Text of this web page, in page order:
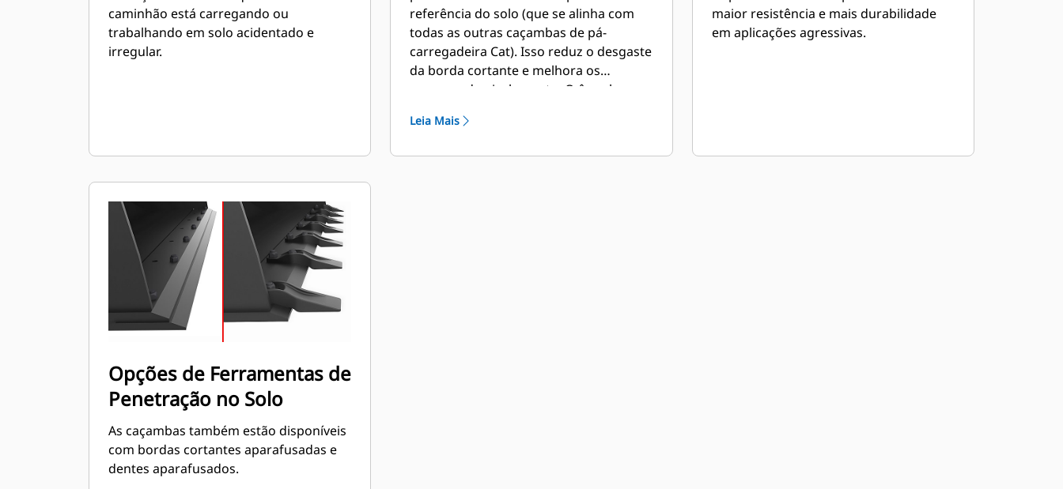
caminhão está carregando ou
trabalhando em solo acidentado e
irregular.
referência do solo (que se alinha com
todas as outras caçambas de pá-
carregadeira Cat). Isso reduz o desgaste
da borda cortante e melhora os
recursos de nivelamento. O ângulo e o
mais fáceis de medir de dentro da
Leia Mais
maior resistência e mais durabilidade
em aplicações agressivas.
Opções de Ferramentas de
Penetração no Solo
As caçambas também estão disponíveis
com bordas cortantes aparafusadas e
dentes aparafusados.